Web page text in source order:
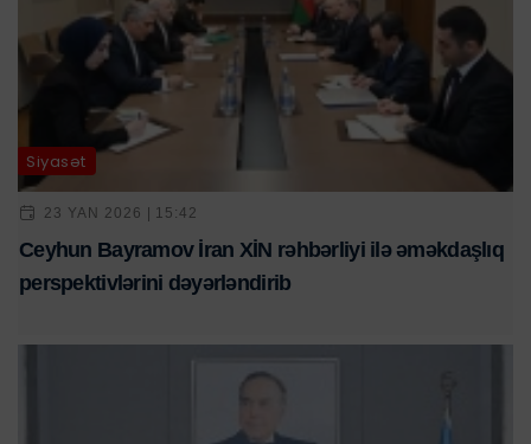
Siyasət
23 YAN 2026 | 15:42
Ceyhun Bayramov İran XİN rəhbərliyi ilə əməkdaşlıq
perspektivlərini dəyərləndirib